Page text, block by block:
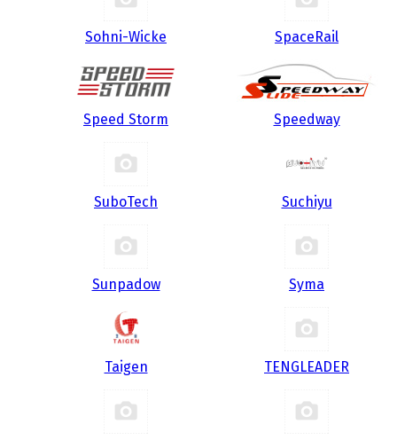
Sohni-Wicke SpaceRail
Speed Storm Speedway
SuboTech Suchiyu
Sunpadow Syma
Taigen TENGLEADER